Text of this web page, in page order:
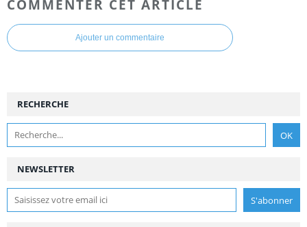
COMMENTER CET ARTICLE
Ajouter un commentaire
NEWSLETTER
RECHERCHE